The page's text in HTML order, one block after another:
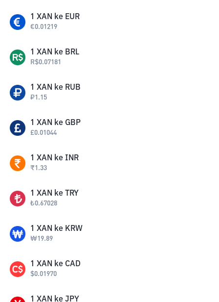
1 XAN ke EUR
€0.01219
1 XAN ke BRL
R$0.07181
1 XAN ke RUB
₽1.15
1 XAN ke GBP
£0.01044
1 XAN ke INR
₹1.33
1 XAN ke TRY
₺0.67028
1 XAN ke KRW
₩19.89
1 XAN ke CAD
$0.01970
1 XAN ke JPY